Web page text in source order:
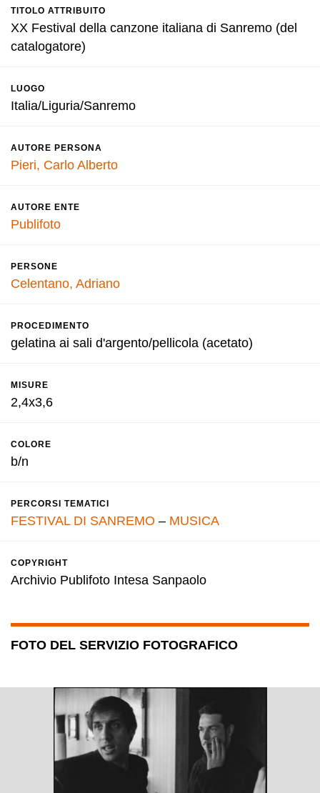
TITOLO ATTRIBUITO
XX Festival della canzone italiana di Sanremo (del
catalogatore)
LUOGO
Italia/Liguria/Sanremo
AUTORE PERSONA
Pieri, Carlo Alberto
AUTORE ENTE
Publifoto
PERSONE
Celentano, Adriano
PROCEDIMENTO
gelatina ai sali d'argento/pellicola (acetato)
MISURE
2,4x3,6
COLORE
b/n
PERCORSI TEMATICI
FESTIVAL DI SANREMO – MUSICA
COPYRIGHT
Archivio Publifoto Intesa Sanpaolo
FOTO DEL SERVIZIO FOTOGRAFICO